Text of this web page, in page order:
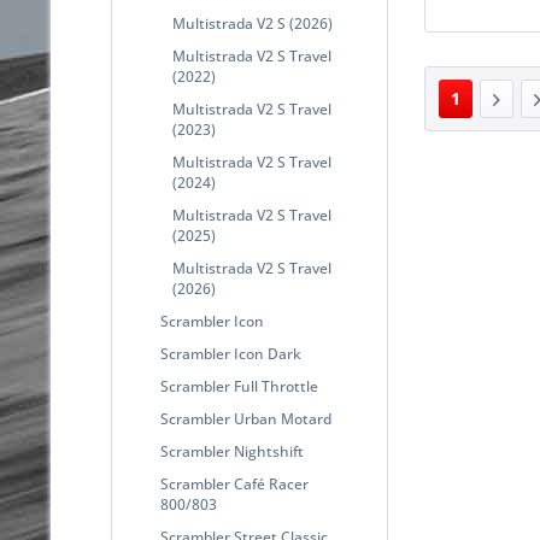
Multistrada V2 S (2026)
Multistrada V2 S Travel
(2022)
Multistrada V2 S Travel
(2023)
Multistrada V2 S Travel
(2024)
Multistrada V2 S Travel
(2025)
Multistrada V2 S Travel
(2026)
Scrambler Icon
Scrambler Icon Dark
Scrambler Full Throttle
Scrambler Urban Motard
Scrambler Nightshift
Scrambler Café Racer
800/803
1